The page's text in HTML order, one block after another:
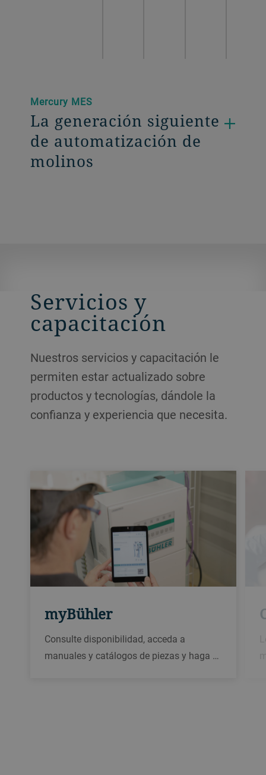
Mercury MES
La generación siguiente
de automatización de
molinos
Servicios y
capacitación
Nuestros servicios y capacitación le
permiten estar actualizado sobre
productos y tecnologías, dándole la
confianza y experiencia que necesita.
myBühler
Consulte disponibilidad, acceda a
manuales y catálogos de piezas y haga …